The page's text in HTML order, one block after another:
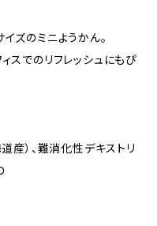
ズのミニようかん。
スでのリフレッシュにもぴ
産）、難消化性デキストリ